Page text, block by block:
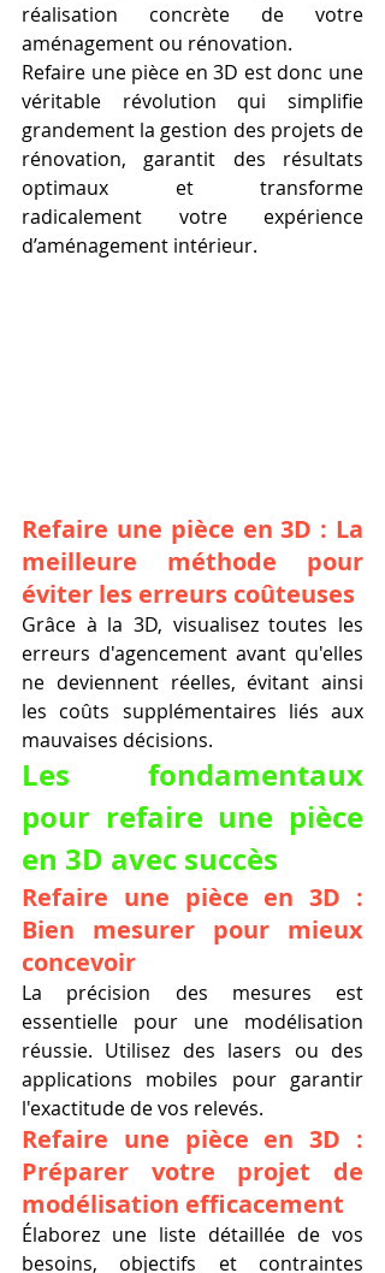
réalisation concrète de votre
aménagement ou rénovation.
Refaire une pièce en 3D est donc une
véritable révolution qui simplifie
grandement la gestion des projets de
rénovation, garantit des résultats
optimaux et transforme
radicalement votre expérience
d’aménagement intérieur.
Refaire une pièce en 3D : La
meilleure méthode pour
éviter les erreurs coûteuses
Grâce à la 3D, visualisez toutes les
erreurs d'agencement avant qu'elles
ne deviennent réelles, évitant ainsi
les coûts supplémentaires liés aux
mauvaises décisions.
Les fondamentaux
pour refaire une pièce
en 3D avec succès
Refaire une pièce en 3D :
Bien mesurer pour mieux
concevoir
La précision des mesures est
essentielle pour une modélisation
réussie. Utilisez des lasers ou des
applications mobiles pour garantir
l'exactitude de vos relevés.
Refaire une pièce en 3D :
Préparer votre projet de
modélisation efficacement
Élaborez une liste détaillée de vos
besoins, objectifs et contraintes